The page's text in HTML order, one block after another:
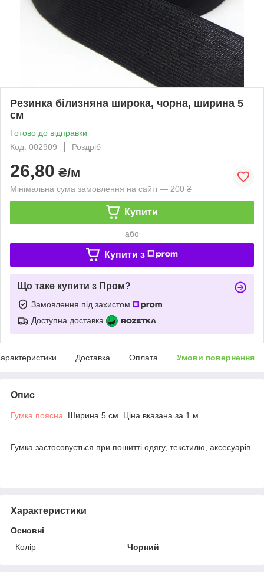
Резинка білизняна широка, чорна, ширина 5
см
Готово до відправки
Код: 002909
Роздріб
26,80 ₴/м
Мінімальна сума замовлення на сайті — 200 ₴
Купити
або
Купити з
Що таке купити з Пром?
Замовлення під захистом
Доступна доставка
Доставка Оплата Умови повернення
Опис
Гумка поясна . Ширина 5 см. Ціна вказана за 1 м.
Гумка застосовується при пошитті одягу, текстилю, аксесуарів.
Характеристики
Основні
Колір
Чорний